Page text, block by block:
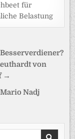
für
Belastung
von
→
Nadj